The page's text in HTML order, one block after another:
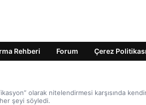
Rehberi Forum Çerez Politikası
olarak nitelendirmesi karşısında
her şeyi söyledi.